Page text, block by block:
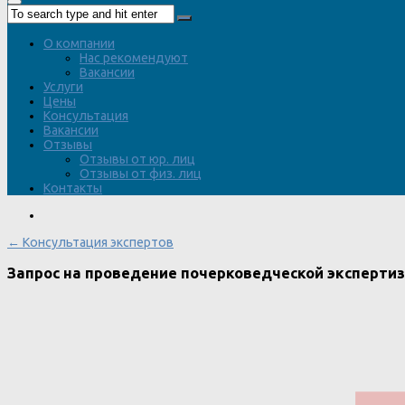
О компании
Нас рекомендуют
Вакансии
Услуги
Цены
Консультация
Вакансии
Отзывы
Отзывы от юр. лиц
Отзывы от физ. лиц
Контакты
← Консультация экспертов
Запрос на проведение почерковедческой